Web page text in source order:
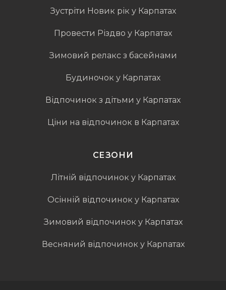
Зустріти Новик рік у Карпатах
Провести Різдво у Карпатах
Зимовий релакс з басейнами
Будиночок у Карпатах
Відпочинок з дітьми у Карпатах
Ціни на відпочинок в Карпатах
СЕЗОНИ
Літній відпочинок у Карпатах
Осінній відпочинок у Карпатах
Зимовий відпочинок у Карпатах
Весняний відпочинок у Карпатах